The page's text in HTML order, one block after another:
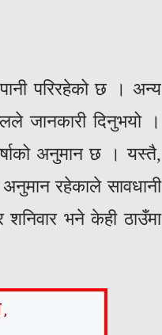
परिरहेको छ । अन्य
जानकारी दिनुभयो ।
अनुमान छ । यस्तै,
अनुमान रहेकाले सावधानी
भने केही ठाउँमा